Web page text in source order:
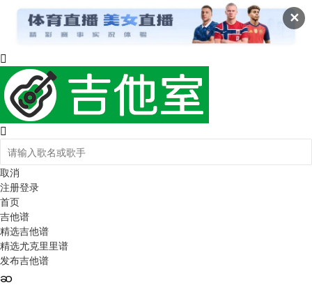
✕
取消
注册登录
首页
吉他谱
精选吉他谱
精选尤克里里谱
发布吉他谱